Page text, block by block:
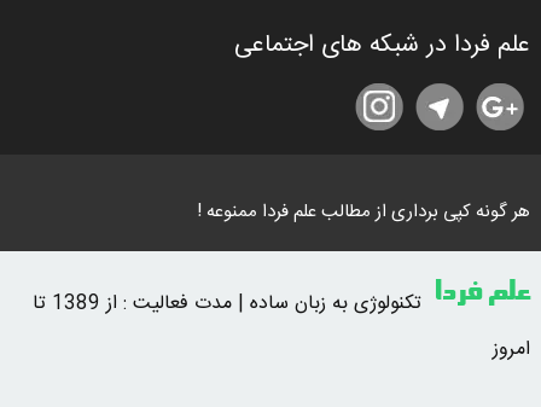
علم فردا در شبکه های اجتماعی
هر گونه کپی برداری از مطالب علم فردا ممنوعه !
علم فردا
تکنولوژی به زبان ساده | مدت فعالیت : از 1389 تا
امروز